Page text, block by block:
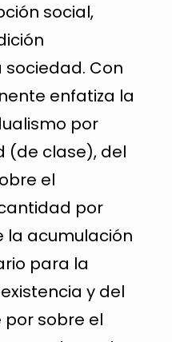
social,
Con
enfatiza la
por
(de clase), del
el
por
la acumulación
para la
y del
sobre el